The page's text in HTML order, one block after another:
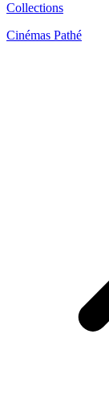
Collections
Cinémas Pathé